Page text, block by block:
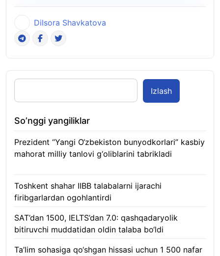
Dilsora Shavkatova
Izlash
So’nggi yangiliklar
Prezident “Yangi O‘zbekiston bunyodkorlari” kasbiy
mahorat milliy tanlovi g‘oliblarini tabrikladi
Toshkent shahar IIBB talabalarni ijarachi
firibgarlardan ogohlantirdi
SAT’dan 1500, IELTS’dan 7.0: qashqadaryolik
bitiruvchi muddatidan oldin talaba bo‘ldi
Ta’lim sohasiga qo‘shgan hissasi uchun 1 500 nafar